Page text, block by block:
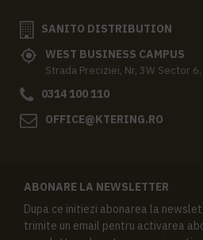
SANITO DISTRIBUTION
WEST BUSINESS CAMPUS
Strada Preciziei, Nr, 3W Sector
0314 100 110
OFFICE@KTERING.RO
ABONARE LA NEWSLETTER
Dupa ce initiezi abonarea la
trimite un email pentru activarea